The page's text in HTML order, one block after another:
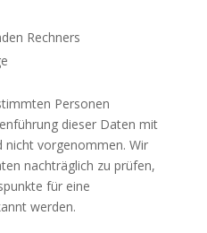
Rechners
Personen
dieser Daten mit
nicht vorgenommen. Wir
nachträglich zu prüfen,
für eine
werden.